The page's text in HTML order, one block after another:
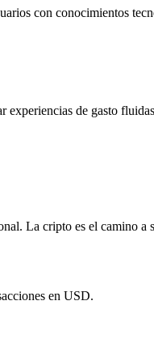
con conocimientos
experiencias de gasto
La cripto es el camino a
en USD.